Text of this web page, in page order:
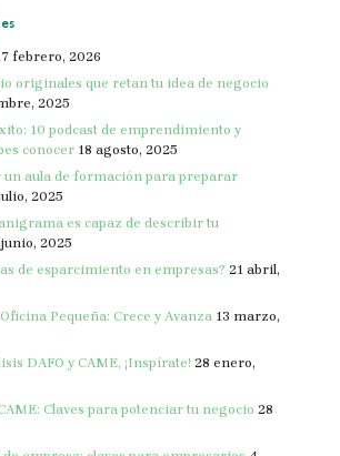
febrero, 2026
originales que retan tu idea de negocio
2025
10 podcast de emprendimiento y
conocer 18 agosto, 2025
un aula de formación para preparar
2025
es capaz de describir tu
2025
de esparcimiento en empresas? 21 abril,
Pequeña: Crece y Avanza 13 marzo,
DAFO y CAME, ¡Inspírate! 28 enero,
Claves para potenciar tu negocio 28